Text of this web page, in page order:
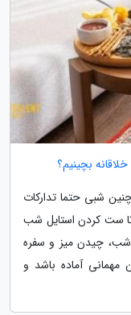
بچینیم؟
شبی حتما تدارکات
تا ست کردن استایل شب
چیدن میز و سفره
آماده باشد و